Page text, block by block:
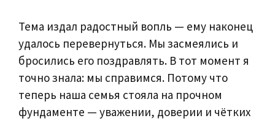
Тема издал радостный вопль — ему наконец
удалось перевернуться. Мы засмеялись и
бросились его поздравлять. В тот момент я
точно знала: мы справимся. Потому что
теперь наша семья стояла на прочном
фундаменте — уважении, доверии и чётких